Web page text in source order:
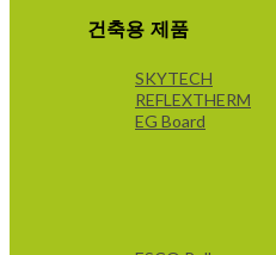
건축용 제품
SKYTECH
REFLEXTHERM
EG Board